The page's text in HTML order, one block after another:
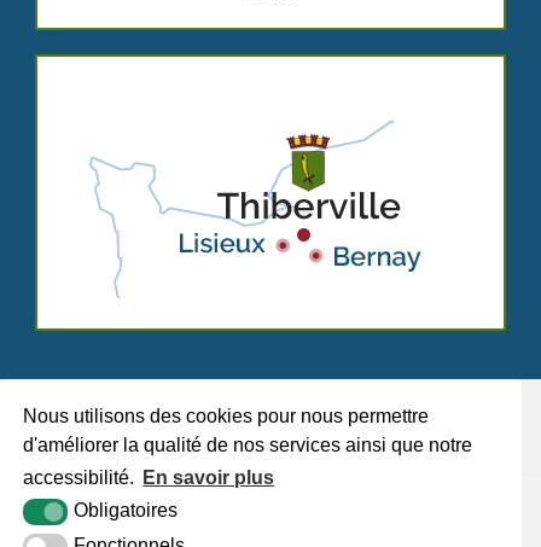
Nous utilisons des cookies pour nous permettre
d'améliorer la qualité de nos services ainsi que notre
accessibilité.
En savoir plus
Obligatoires